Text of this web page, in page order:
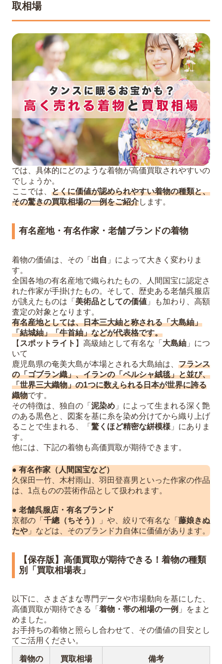
取相場
では、具体的にどのような着物が高価買取されやすいの
でしょうか。
ここでは、 とくに価値が認められやすい着物の種類と、
その驚きの買取相場の一例をご紹介します。
有名産地・有名作家・老舗ブランドの着物
着物の価値は、その「 出自 」によって大きく変わりま
す。
全国各地の有名産地で織られたもの、人間国宝に認定さ
れた作家が手掛けたもの。そして、歴史ある老舗呉服店
が誂えたものは「 美術品としての価値 」も加わり、高額
査定の対象となります。
有名産地としては、日本三大紬と称される「大島紬」
「結城紬」「牛首紬」などが代表格です。
【 スポットライト 】高級紬として有名な「 大島紬 」につ
いて
鹿児島県の奄美大島が本場とされる大島紬は、 フランス
の「ゴブラン織」、イランの「ペルシャ絨毯」と並び、
「世界三大織物」の1つに数えられる日本が世界に誇る
織物です。
その特徴は、独自の「 泥染め 」によって生まれる深く艶
のある黒色と、図案を基に糸を染め分けてから織り上げ
ることで生まれる、「 驚くほど精密な絣模様 」にありま
す。
他には、下記の着物も高価買取が期待できます。
● 有名作家（人間国宝など）
久保田一竹、木村雨山、羽田登喜男といった作家の作品
は、1点ものの芸術作品として扱われます。
● 老舗呉服店・有名ブランド
京都の「 千總（ちそう） 」や、絞りで有名な「 藤娘きぬ
たや 」などは、そのブランド力自体に価値があります。
【保存版】高価買取が期待できる！着物の種類
別「買取相場表」
以下に、さまざまな専門データや市場動向を基にした、
高価買取が期待できる「 着物・帯の相場の一例 」をまと
めました。
お手持ちの着物と照らし合わせて、その価値の目安とし
てご活用ください。
着物の
買取相場
備考